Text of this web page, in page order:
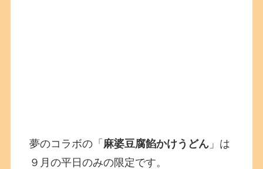
夢のコラボの「 麻婆豆腐餡かけうどん 」は
９月の平日のみの限定です。